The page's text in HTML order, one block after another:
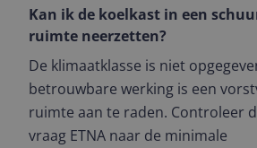
Kan ik de koelkast in een
ruimte neerzetten?
De klimaatklasse is niet
betrouwbare werking is een
ruimte aan te raden. Controleer
vraag ETNA naar de minimale